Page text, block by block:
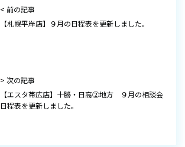
< 前の記事
【札幌平岸店】９月の日程表を更新しました。
> 次の記事
【エスタ帯広店】十勝・日高②地方 ９月の相談会
日程表を更新しました。